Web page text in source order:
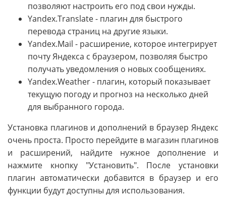
позволяют настроить его под свои нужды.
Yandex.Translate - плагин для быстрого
перевода страниц на другие языки.
Yandex.Mail - расширение, которое интегрирует
почту Яндекса с браузером, позволяя быстро
получать уведомления о новых сообщениях.
Yandex.Weather - плагин, который показывает
текущую погоду и прогноз на несколько дней
для выбранного города.
Установка плагинов и дополнений в браузер Яндекс
очень проста. Просто перейдите в магазин плагинов
и расширений, найдите нужное дополнение и
нажмите кнопку "Установить". После установки
плагин автоматически добавится в браузер и его
функции будут доступны для использования.